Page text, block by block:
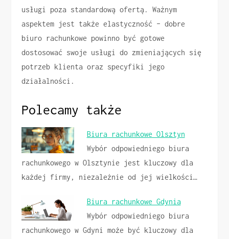
usługi poza standardową ofertą. Ważnym
aspektem jest także elastyczność – dobre
biuro rachunkowe powinno być gotowe
dostosować swoje usługi do zmieniających się
potrzeb klienta oraz specyfiki jego
działalności.
Polecamy także
Biura rachunkowe Olsztyn
Wybór odpowiedniego biura
rachunkowego w Olsztynie jest kluczowy dla
każdej firmy, niezależnie od jej wielkości…
Biura rachunkowe Gdynia
Wybór odpowiedniego biura
rachunkowego w Gdyni może być kluczowy dla